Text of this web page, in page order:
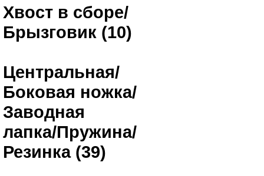
Хвост в сборе/
Брызговик (10)
Центральная/
Боковая ножка/
Заводная
лапка/Пружина/
Резинка (39)